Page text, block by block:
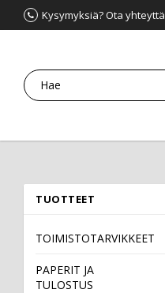
Kysymyksiä? Ota
TUOTTEET
TOIMISTOTARVIKKEET
PAPERIT JA
TULOSTUS